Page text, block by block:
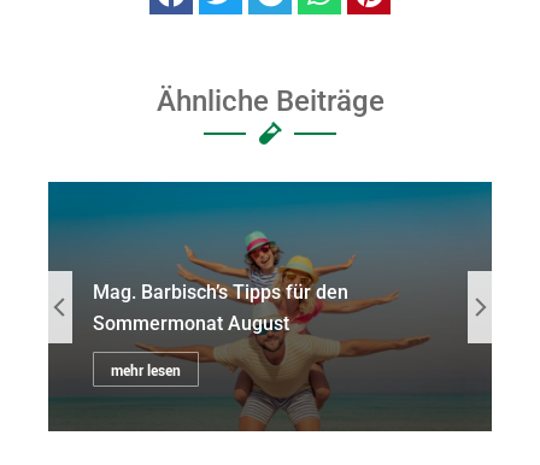
Ähnliche Beiträge
Mag. Barbisch’s Tipps für den
Sommermonat August
mehr lesen